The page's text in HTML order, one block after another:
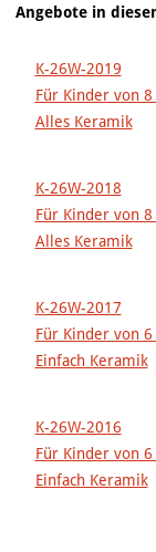
Angebote in
K-26W-2019
Für Kinder von 8
Alles Keramik
K-26W-2018
Für Kinder von 8
Alles Keramik
K-26W-2017
Für Kinder von 6
Einfach Keramik
K-26W-2016
Für Kinder von 6
Einfach Keramik